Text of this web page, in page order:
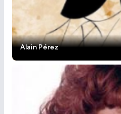
Alain Pérez